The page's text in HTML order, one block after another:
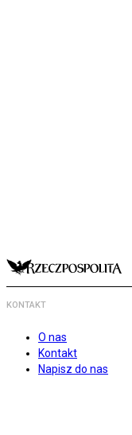
KONTAKT
O nas
Kontakt
Napisz do nas